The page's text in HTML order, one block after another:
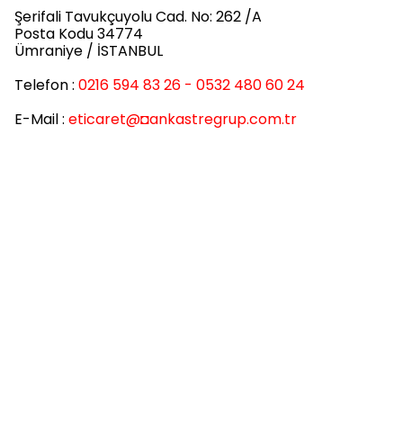
Şerifali Tavukçuyolu Cad. No: 262 /A
Posta Kodu 34774
Ümraniye / İSTANBUL
Telefon : 0216 594 83 26 - 0532 480 60 24
E-Mail : eticaret@◘ankastregrup.com.tr